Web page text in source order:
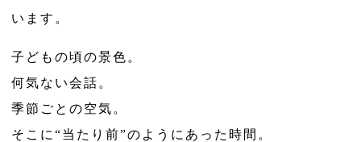
います。
子どもの頃の景色。
何気ない会話。
季節ごとの空気。
そこに“当たり前”のようにあった時間。